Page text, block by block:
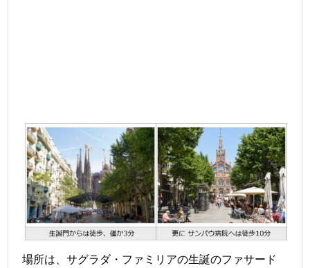
場所は、サグラダ・ファミリアの生誕のファサード